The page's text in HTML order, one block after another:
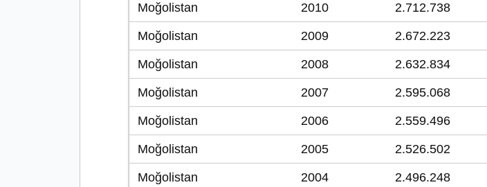
Moğolistan 2010 2.712.738
Moğolistan 2009 2.672.223
Moğolistan 2008 2.632.834
Moğolistan 2007 2.595.068
Moğolistan 2006 2.559.496
Moğolistan 2005 2.526.502
Moğolistan 2004 2.496.248